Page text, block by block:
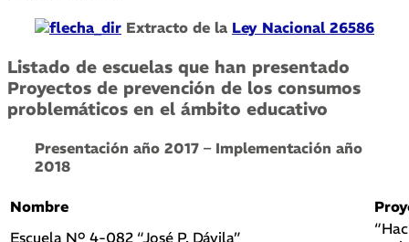
Extracto de la Ley Nacional 26586
Listado de escuelas que han presentado
Proyectos de prevención de los consumos
problemáticos en el ámbito educativo
Presentación año 2017 – Implementación año
2018
Nombre
Escuela Nº 4-082 “José P. Dávila”